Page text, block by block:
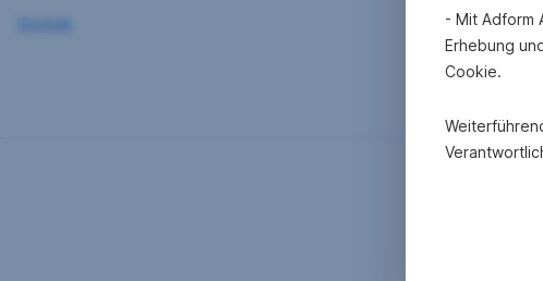
- Mit Adform
Erhebung
Cookie.